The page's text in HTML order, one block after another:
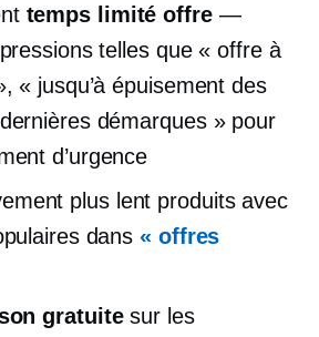
temps limité offre—
telles que « offre à
« jusqu’à épuisement des
démarques » pour
d’urgence
plus lent produits avec
dans « offres
gratuitesur les